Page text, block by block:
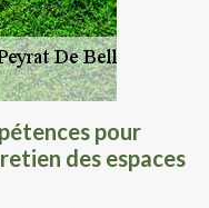
pour
des espaces